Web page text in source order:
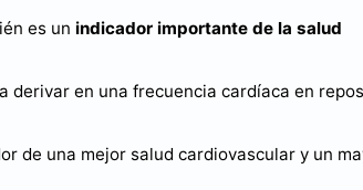
es un indicador importante de la salud
derivar en una frecuencia cardíaca en
de una mejor salud cardiovascular y un